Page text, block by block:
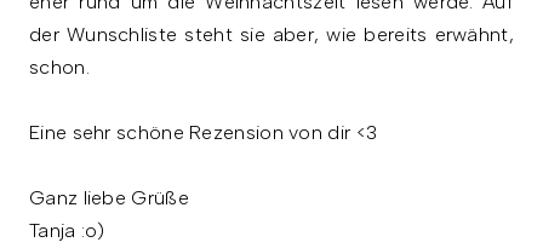
der Wunschliste steht sie aber, wie bereits erwähnt,
schon.
Eine sehr schöne Rezension von dir <3
Ganz liebe Grüße
Tanja :o)